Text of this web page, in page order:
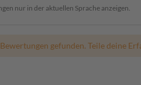
nur in der aktuellen Sprache anzeigen.
gefunden. Teile deine